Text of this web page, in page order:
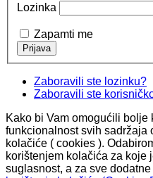
Lozinka
Zapamti me
Zaboravili ste lozinku?
Zaboravili ste
Kako bi Vam omogućili bolje
funkcionalnost svih sadržaja
kolačiće ( cookies ).
korištenjem kolačića za koje
suglasnost, a za sve